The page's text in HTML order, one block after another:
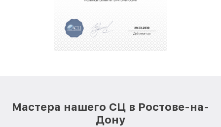
Мастера нашего СЦ в Ростове-на-
Дону